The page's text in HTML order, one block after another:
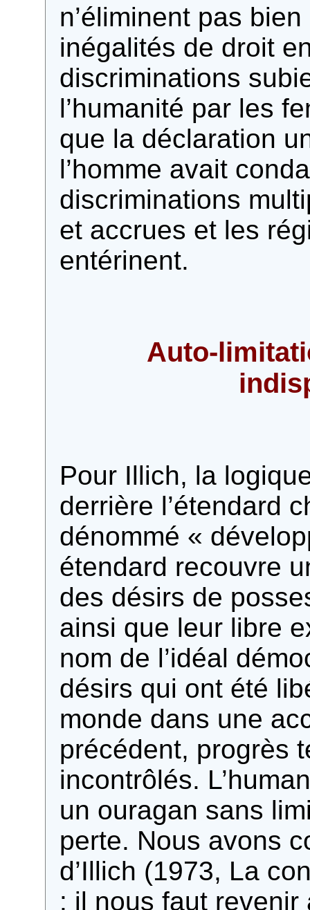
n’éliminent pas
inégalités de droit
discriminations
l’humanité par les
que la déclaration
l’homme avait
discriminations
et accrues et les
entérinent.
Auto-
Pour Illich, la
derrière l’étendard
dénommé «
étendard recouvre
des désirs de
ainsi que leur libre
nom de l’idéal
désirs qui ont été
monde dans une
précédent, progrès
incontrôlés.
un ouragan sans
perte. Nous avons
d’Illich (1973, La
: il nous faut revenir